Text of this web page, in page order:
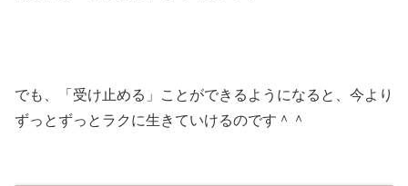
でも、「受け止める」ことができるようになると、今より
ずっとずっとラクに生きていけるのです＾＾